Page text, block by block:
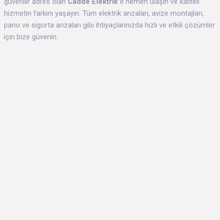
hizmetin farkını yaşayın. Tüm elektrik arızaları, avize montajları,
pano ve sigorta arızaları gibi ihtiyaçlarınızda hızlı ve etkili çözümler
için bize güvenin.